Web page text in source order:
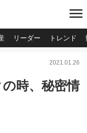
menu
リーダー トレンド
2021.01.26
時、秘密情